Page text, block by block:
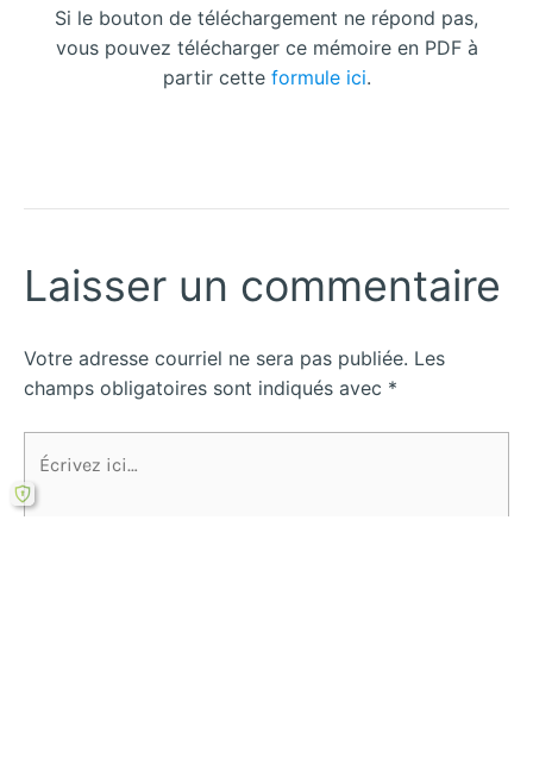
Si le bouton de téléchargement ne répond pas,
vous pouvez télécharger ce mémoire en PDF à
partir cette formule ici.
Laisser un commentaire
Votre adresse courriel ne sera pas publiée. Les
champs obligatoires sont indiqués avec *
ici…